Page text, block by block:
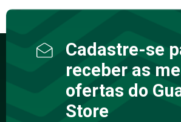
Cadastre-se
receber as
ofertas do
Store